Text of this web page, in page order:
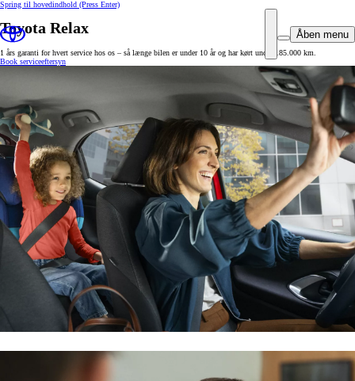
Spring til hovedindhold (Press Enter)
Åben menu
Toyota Relax
1 års garanti for hvert service hos os – så længe bilen er under 10 år og har kørt under 185.000 km.
Book serviceeftersyn